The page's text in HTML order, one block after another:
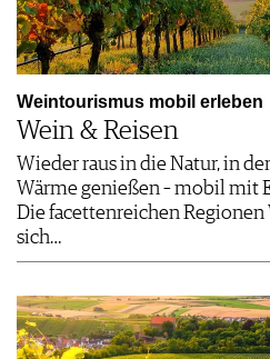
Weintourismus mobil erleben
Wein & Reisen
Wieder raus in die Natur, in
Wärme genießen – mobil mit
Die facettenreichen
sich…